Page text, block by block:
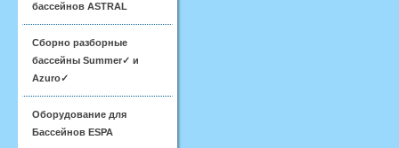
бассейнов ASTRAL
Сборно разборные
бассейны Summer✓ и
Azuro✓
Оборудование для
Бассейнов ESPA